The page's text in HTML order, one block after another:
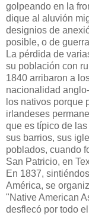
golpeando en la
dique al aluvión
designios de
posible, o de
La pérdida de
su población con
1840 arribaron a
nacionalidad
los nativos porque
irlandeses
que es típico de
sus barrios, sus
poblados, cuando
San Patricio, en
En 1837,
América, se
"Native American
desflecó por todo